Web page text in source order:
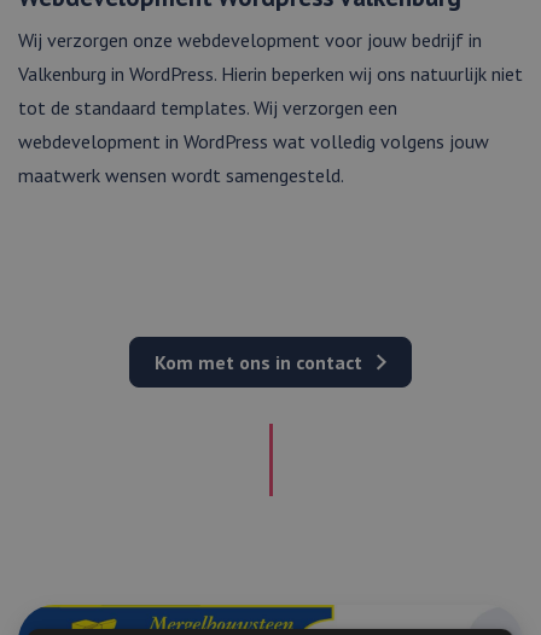
Wij verzorgen onze webdevelopment voor jouw bedrijf in
Valkenburg in WordPress. Hierin beperken wij ons natuurlijk niet
tot de standaard templates. Wij verzorgen een
webdevelopment in WordPress wat volledig volgens jouw
maatwerk wensen wordt samengesteld.
Kom met ons in contact